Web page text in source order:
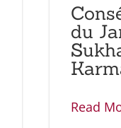
du
Read